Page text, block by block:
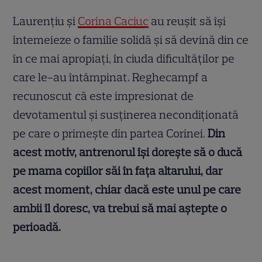
Laurențiu și Corina Caciuc au reușit să își
întemeieze o familie solidă și să devină din ce
în ce mai apropiați, în ciuda dificultăților pe
care le-au întâmpinat. Reghecampf a
recunoscut că este impresionat de
devotamentul și susținerea necondiționată
pe care o primește din partea Corinei.Din
acest motiv, antrenorul își dorește să o ducă
pe mama copiilor săi în fața altarului, dar
acest moment, chiar dacă este unul pe care
ambii îl doresc, va trebui să mai aștepte o
perioadă.